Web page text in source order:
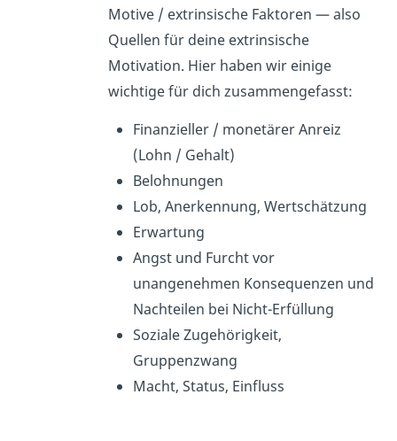
Motive / extrinsische Faktoren — also
Quellen für deine extrinsische
Motivation. Hier haben wir einige
wichtige für dich zusammengefasst:
Finanzieller / monetärer Anreiz
(Lohn / Gehalt)
Belohnungen
Lob, Anerkennung, Wertschätzung
Erwartung
Angst und Furcht vor
unangenehmen Konsequenzen und
Nachteilen bei Nicht-Erfüllung
Soziale Zugehörigkeit,
Gruppenzwang
Macht, Status, Einfluss